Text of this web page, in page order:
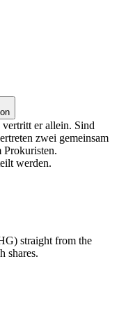
er allein. Sind
zwei gemeinsam
Prokuristen.
werden.
straight from the
shares.